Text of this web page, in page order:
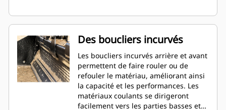
Des boucliers incurvés
Les boucliers incurvés arrière et avant
permettent de faire rouler ou de
refouler le matériau, améliorant ainsi
la capacité et les performances. Les
matériaux coulants se dirigeront
facilement vers les parties basses et